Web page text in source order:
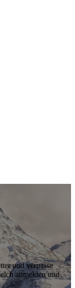
und verpasse
anmelden und